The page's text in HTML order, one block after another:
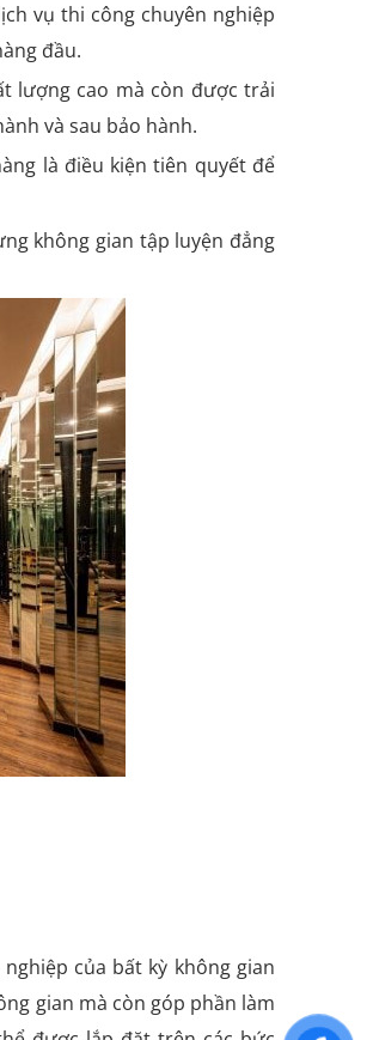
vụ thi công chuyên nghiệp
đầu.
lượng cao mà còn được trải
và sau bảo hành.
là điều kiện tiên quyết để
không gian tập luyện đẳng
của bất kỳ không gian
gian mà còn góp phần làm